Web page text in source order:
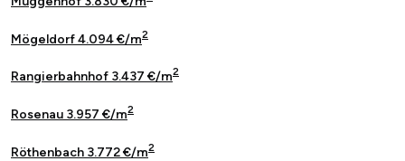
Mögeldorf 4.094 €/m2
Rangierbahnhof 3.437 €/m2
Rosenau 3.957 €/m2
Röthenbach 3.772 €/m2